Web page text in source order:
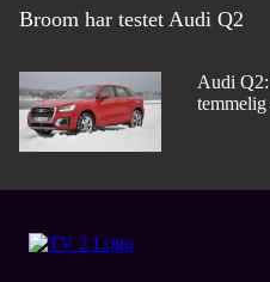
Broom har testet Audi Q2
Audi Q2: